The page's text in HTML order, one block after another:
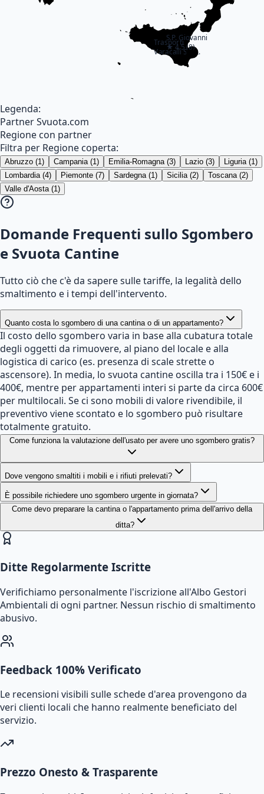
Trasporti
Varacalli S.R.L.
4.5(
S.P. Giovanni
★4.5(8)
Legenda:
Partner Svuota.com
Regione con partner
Filtra per Regione coperta:
Abruzzo (1) Campania (1) Emilia-Romagna (3) Lazio (3) Liguria (1)
Lombardia (4) Piemonte (7) Sardegna (1) Sicilia (2) Toscana (2)
Valle d'Aosta (1)
Domande Frequenti sullo Sgombero
e Svuota Cantine
Tutto ciò che c'è da sapere sulle tariffe, la legalità dello
smaltimento e i tempi dell'intervento.
Quanto costa lo sgombero di una cantina o di un appartamento?
Il costo dello sgombero varia in base alla cubatura totale
degli oggetti da rimuovere, al piano del locale e alla
logistica di carico (es. presenza di scale strette o
ascensore). In media, lo svuota cantine oscilla tra i 150€ e i
400€, mentre per appartamenti interi si parte da circa 600€
per multilocali. Se ci sono mobili di valore rivendibile, il
preventivo viene scontato e lo sgombero può risultare
totalmente gratuito.
Come funziona la valutazione dell'usato per avere uno sgombero gratis?
Dove vengono smaltiti i mobili e i rifiuti prelevati?
È possibile richiedere uno sgombero urgente in giornata?
Come devo preparare la cantina o l'appartamento prima dell'arrivo della
ditta?
Ditte Regolarmente Iscritte
Verifichiamo personalmente l'iscrizione all'Albo Gestori
Ambientali di ogni partner. Nessun rischio di smaltimento
abusivo.
Feedback 100% Verificato
Le recensioni visibili sulle schede d'area provengono da
veri clienti locali che hanno realmente beneficiato del
servizio.
Prezzo Onesto & Trasparente